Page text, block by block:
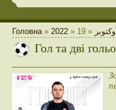
Головна» 2022 » أوكتوبر »
19
Гол та дві